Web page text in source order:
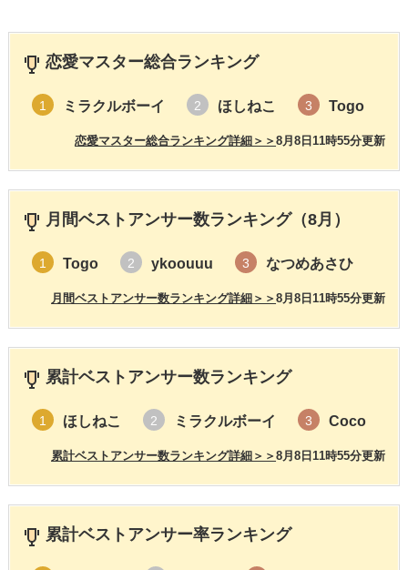
恋愛マスター総合ランキング
1 ミラクルボーイ 2 ほしねこ 3 Togo
8月8日11時55分更新
恋愛マスター総合ランキング詳細＞＞
月間ベストアンサー数ランキング（8月）
1 Togo 2 ykoouuu 3 なつめあさひ
8月8日11時55分更新
月間ベストアンサー数ランキング詳細＞＞
累計ベストアンサー数ランキング
1 ほしねこ 2 ミラクルボーイ 3 Coco
8月8日11時55分更新
累計ベストアンサー数ランキング詳細＞＞
累計ベストアンサー率ランキング